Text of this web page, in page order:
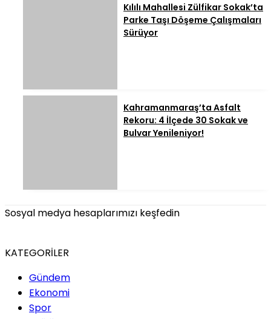
Kılılı Mahallesi Zülfikar Sokak’ta
Parke Taşı Döşeme Çalışmaları
Sürüyor
Kahramanmaraş’ta Asfalt
Rekoru: 4 İlçede 30 Sokak ve
Bulvar Yenileniyor!
Sosyal medya hesaplarımızı keşfedin
KATEGORİLER
Gündem
Ekonomi
Spor